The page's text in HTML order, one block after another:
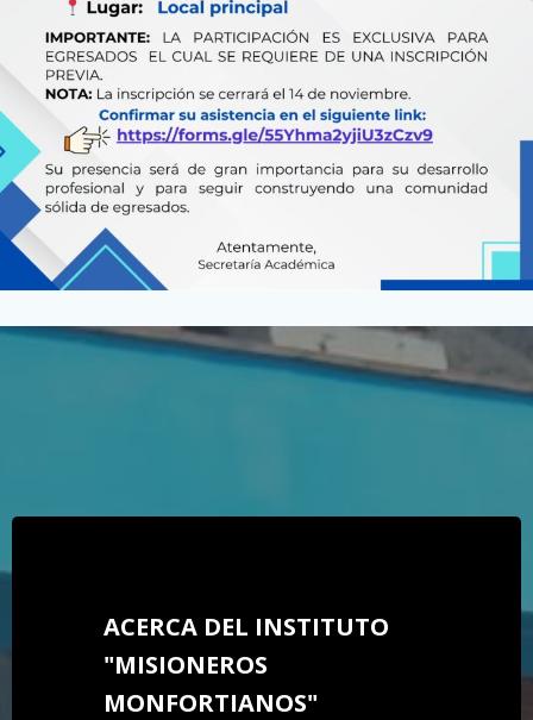
ACERCA DEL INSTITUTO
"MISIONEROS
MONFORTIANOS"